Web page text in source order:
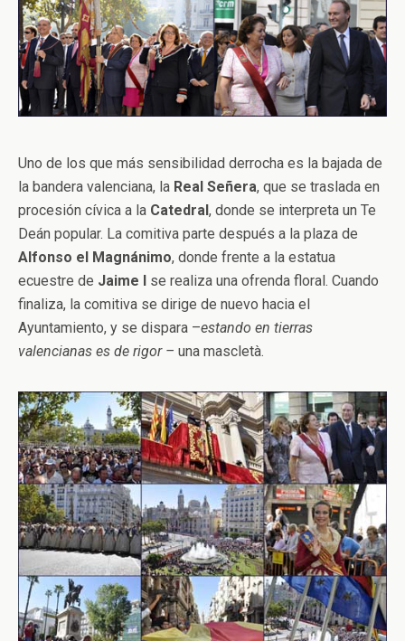
Uno de los que más sensibilidad derrocha es la bajada de
la bandera valenciana, la Real Señera, que se traslada en
procesión cívica a la Catedral , donde se interpreta un Te
Deán popular. La comitiva parte después a la plaza de
Alfonso el Magnánimo, donde frente a la estatua
ecuestre de Jaime I
se realiza una ofrenda floral. Cuando
finaliza, la comitiva se dirige de nuevo hacia el
Ayuntamiento, y se dispara –estando en tierras
valencianas es de rigor – una mascletà.